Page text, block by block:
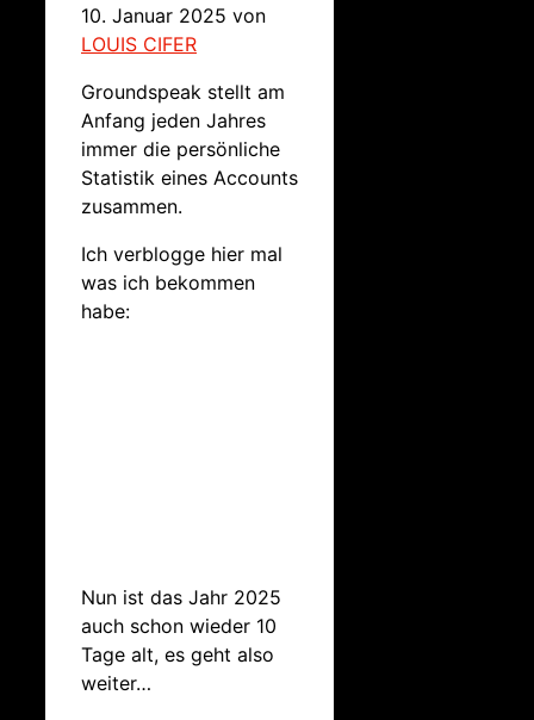
10. Januar 2025 von
LOUIS CIFER
Groundspeak stellt am
Anfang jeden Jahres
immer die persönliche
Statistik eines Accounts
zusammen.
Ich verblogge hier mal
was ich bekommen
habe:
Nun ist das Jahr 2025
auch schon wieder 10
Tage alt, es geht also
weiter…